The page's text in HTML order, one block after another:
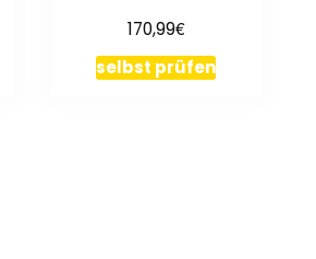
170,99€
selbst prüfen